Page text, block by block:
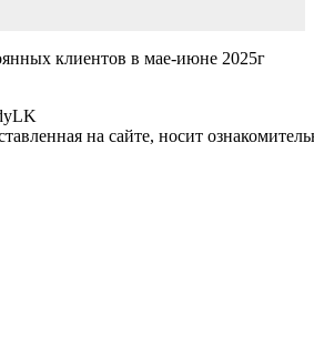
клиентов в мае-июне 2025г
на сайте, носит